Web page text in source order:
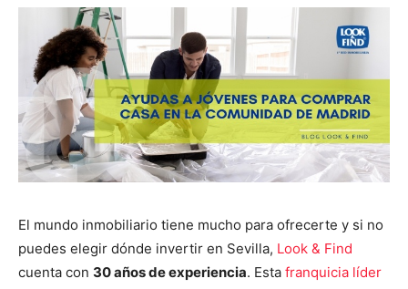
El mundo inmobiliario tiene mucho para ofrecerte y si no
puedes elegir dónde invertir en Sevilla, Look & Find
cuenta con 30 años de experiencia. Esta franquicia líder